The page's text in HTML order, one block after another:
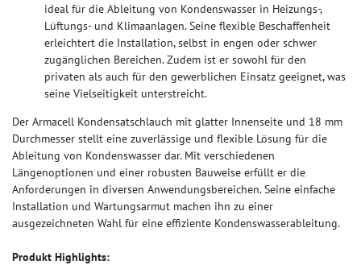
ideal für die Ableitung von Kondenswasser in Heizungs-,
Lüftungs- und Klimaanlagen. Seine flexible Beschaffenheit
erleichtert die Installation, selbst in engen oder schwer
zugänglichen Bereichen. Zudem ist er sowohl für den
privaten als auch für den gewerblichen Einsatz geeignet, was
seine Vielseitigkeit unterstreicht.
Der Armacell Kondensatschlauch mit glatter Innenseite und 18 mm
Durchmesser stellt eine zuverlässige und flexible Lösung für die
Ableitung von Kondenswasser dar. Mit verschiedenen
Längenoptionen und einer robusten Bauweise erfüllt er die
Anforderungen in diversen Anwendungsbereichen. Seine einfache
Installation und Wartungsarmut machen ihn zu einer
ausgezeichneten Wahl für eine effiziente Kondenswasserableitung.
Produkt Highlights: